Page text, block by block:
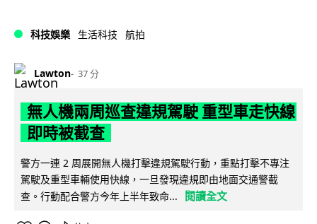
科技娛樂 生活科技 航拍
Lawton 37 分
無人機兩周巡查違規駕駛 重型車走快線
即時被截查
警方一連 2 周展開無人機打擊違規駕駛行動，重點打擊不專注
駕駛及重型車輛使用快線，一旦發現違規即由地面交通警截
查。行動配合警方今年上半年致命...
閱讀全文